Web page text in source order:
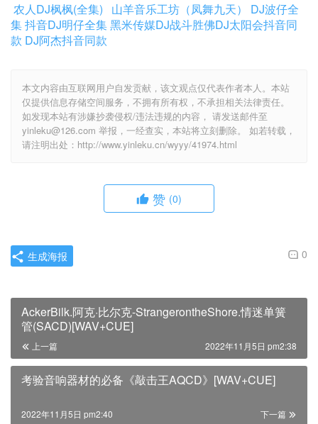
农人DJ枫枫(全集)
山羊音乐工坊（凤舞九天）
DJ波仔全
集抖音DJ明仔全集黑米传媒DJ战斗胜佛DJ太阳会抖音同
款 DJ阿杰抖音同款
本文内容由互联网用户自发贡献，该文观点仅代表作者本人。本站
仅提供信息存储空间服务，不拥有所有权，不承担相关法律责任。
如发现本站有涉嫌抄袭侵权/违法违规的内容， 请发送邮件至
yinleku@126.com 举报，一经查实，本站将立刻删除。 如若转载，
请注明出处：http://www.yinleku.cn/wyyy/41974.html
赞 (0)
0
生成海报
AckerBilk.阿克·比尔克-StrangerontheShore.情迷单簧
管(SACD)[WAV+CUE]
上一篇 2022年11月5日 pm2:38
考验音响器材的必备《敲击王AQCD》[WAV+CUE]
下一篇
2022年11月5日 pm2:40